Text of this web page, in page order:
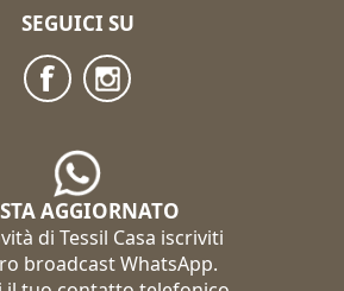
SEGUICI SU
AGGIORNATO
di Tessil Casa iscriviti
broadcast WhatsApp.